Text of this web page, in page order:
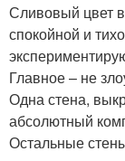
Сливовый цвет
спокойной и
Главное – не
Одна стена,
абсолютный
Остальные